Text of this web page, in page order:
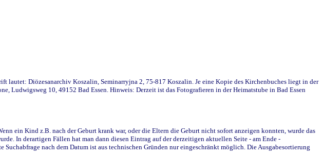
Diözesanarchiv Koszalin, Seminarryjna 2, 75-817 Koszalin. Je eine Kopie des Kirchenbuches liegt in der
Ludwigsweg 10, 49152 Bad Essen. Hinweis: Derzeit ist das Fotografieren in der Heimatstube in Bad Essen
ein Kind z.B. nach der Geburt krank war, oder die Eltern die Geburt nicht sofort anzeigen konnten, wurde das
In derartigen Fällen hat man dann diesen Eintrag auf der derzeitigen aktuellen Seite - am Ende -
nach dem Datum ist aus technischen Gründen nur eingeschränkt möglich. Die Ausgabesortierung